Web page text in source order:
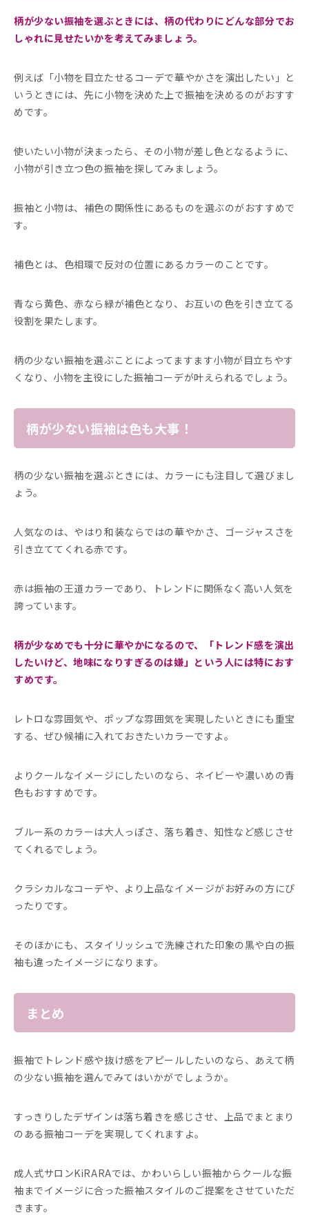
柄が少ない振袖を選ぶときには、柄の代わりにどんな部分でお
しゃれに見せたいかを考えてみましょう。
例えば「小物を目立たせるコーデで華やかさを演出したい」と
いうときには、先に小物を決めた上で振袖を決めるのがおすす
めです。
使いたい小物が決まったら、その小物が差し色となるように、
小物が引き立つ色の振袖を探してみましょう。
振袖と小物は、補色の関係性にあるものを選ぶのがおすすめで
す。
補色とは、色相環で反対の位置にあるカラーのことです。
青なら黄色、赤なら緑が補色となり、お互いの色を引き立てる
役割を果たします。
柄の少ない振袖を選ぶことによってますます小物が目立ちやす
くなり、小物を主役にした振袖コーデが叶えられるでしょう。
柄が少ない振袖は色も大事！
柄の少ない振袖を選ぶときには、カラーにも注目して選びまし
ょう。
人気なのは、やはり和装ならではの華やかさ、ゴージャスさを
引き立ててくれる赤です。
赤は振袖の王道カラーであり、トレンドに関係なく高い人気を
誇っています。
柄が少なめでも十分に華やかになるので、「トレンド感を演出
したいけど、地味になりすぎるのは嫌」という人には特におす
すめです。
レトロな雰囲気や、ポップな雰囲気を実現したいときにも重宝
する、ぜひ候補に入れておきたいカラーですよ。
よりクールなイメージにしたいのなら、ネイビーや濃いめの青
色もおすすめです。
ブルー系のカラーは大人っぽさ、落ち着き、知性など感じさせ
てくれるでしょう。
クラシカルなコーデや、より上品なイメージがお好みの方にぴ
ったりです。
そのほかにも、スタイリッシュで洗練された印象の黒や白の振
袖も違ったイメージになります。
まとめ
振袖でトレンド感や抜け感をアピールしたいのなら、あえて柄
の少ない振袖を選んでみてはいかがでしょうか。
すっきりしたデザインは落ち着きを感じさせ、上品でまとまり
のある振袖コーデを実現してくれますよ。
成人式サロンKiRARAでは、かわいらしい振袖からクールな振
袖までイメージに合った振袖スタイルのご提案をさせていただ
きます。